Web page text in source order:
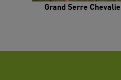
Grand Serre